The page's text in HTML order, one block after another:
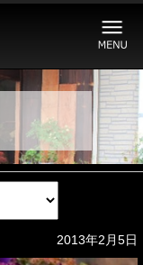
2013年2月5日